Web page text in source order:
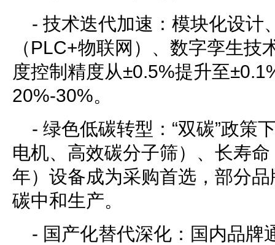
- 技术迭代加速：模块化设计
（PLC+物联网）、数字孪生技
度控制精度从±0.5%提升至
20%-30%。
- 绿色低碳转型：“双碳”政策
电机、高效碳分子筛）、长寿
年）设备成为采购首选，部分
碳中和生产。
- 国产化替代深化：国内品牌